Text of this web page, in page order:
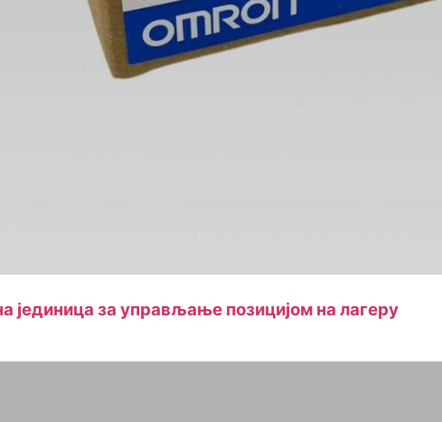
јединица за управљање позицијом на лагеру